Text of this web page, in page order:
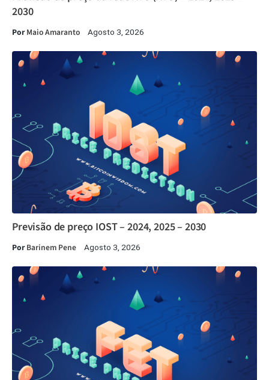
2030
PorMaio Amaranto Agosto 3, 2026
Previsão de preço IOST – 2024, 2025 – 2030
PorBarinem Pene Agosto 3, 2026